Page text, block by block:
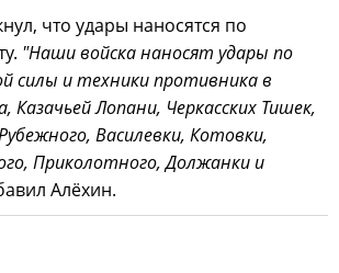
что удары наносятся по
"Наши войска наносят удары по
силы и техники противника в
Казачьей Лопани, Черкасских Тишек,
Василевки, Котовки,
Приколотного, Должанки и
Алёхин.